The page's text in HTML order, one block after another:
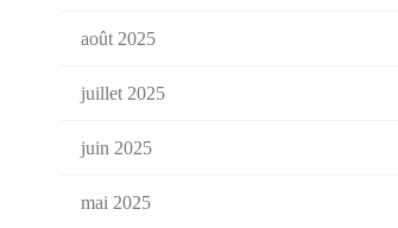
août 2025
juillet 2025
juin 2025
mai 2025